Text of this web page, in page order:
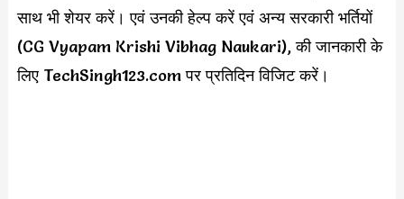
साथ भी शेयर करें। एवं उनकी हेल्प करें एवं अन्य सरकारी भर्तियों
(CG Vyapam Krishi Vibhag Naukari), की जानकारी के
लिए TechSingh123.com पर प्रतिदिन विजिट करें।